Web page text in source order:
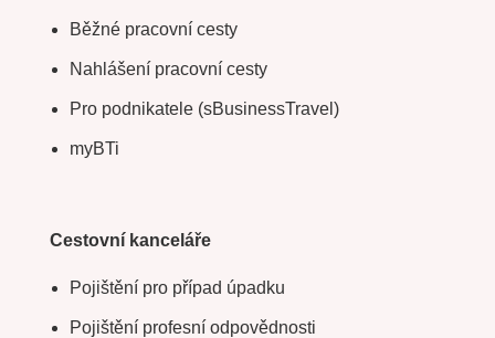
Běžné pracovní cesty
Nahlášení pracovní cesty
Pro podnikatele (sBusinessTravel)
myBTi
Cestovní kanceláře
Pojištění pro případ úpadku
Pojištění profesní odpovědnosti